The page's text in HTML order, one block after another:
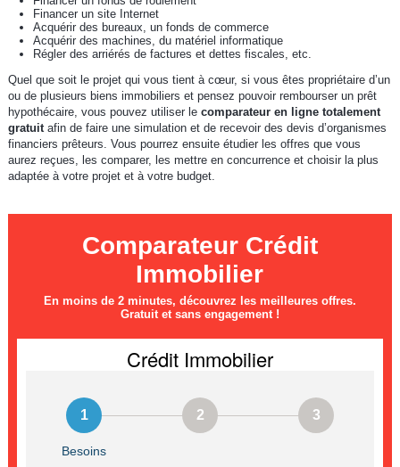
Financer un site Internet
Acquérir des bureaux, un fonds de commerce
Acquérir des machines, du matériel informatique
Régler des arriérés de factures et dettes fiscales, etc.
Quel que soit le projet qui vous tient à cœur, si vous êtes propriétaire d’un
ou de plusieurs biens immobiliers et pensez pouvoir rembourser un prêt
hypothécaire, vous pouvez utiliser le comparateur en ligne totalement
gratuit afin de faire une simulation et de recevoir des devis d’organismes
financiers prêteurs. Vous pourrez ensuite étudier les offres que vous
aurez reçues, les comparer, les mettre en concurrence et choisir la plus
adaptée à votre projet et à votre budget.
Comparateur Crédit
Immobilier
En moins de 2 minutes, découvrez les meilleures offres.
Gratuit et sans engagement !